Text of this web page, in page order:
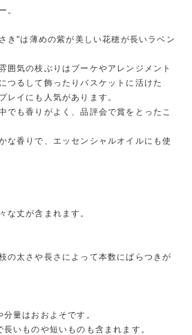
。
き"は薄めの紫が美しい花穂が長いラベン
囲気の枝ぶりはブーケやアレンジメント
つるして飾ったりバスケットに活けた
レイにも人気があります。
でも香りがよく、品評会で賞をとったこ
な香りで、エッセンシャルオイルにも使
丈が含まれます。
の太さや長さによって本数にばらつきが
量はおおよそです。
いものや短いものも含まれます。